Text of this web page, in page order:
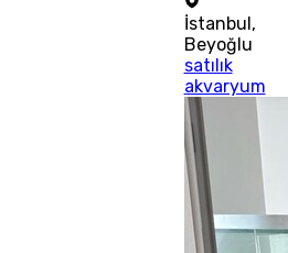
İstanbul ,
Beyoğlu
satılık
akvaryum